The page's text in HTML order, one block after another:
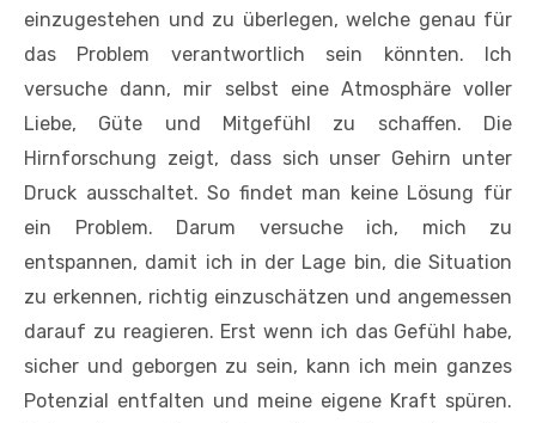
einzugestehen und zu überlegen, welche genau für
das Problem verantwortlich sein könnten. Ich
versuche dann, mir selbst eine Atmosphäre voller
Liebe, Güte und Mitgefühl zu schaffen. Die
Hirnforschung zeigt, dass sich unser Gehirn unter
Druck ausschaltet. So findet man keine Lösung für
ein Problem. Darum versuche ich, mich zu
entspannen, damit ich in der Lage bin, die Situation
zu erkennen, richtig einzuschätzen und angemessen
darauf zu reagieren. Erst wenn ich das Gefühl habe,
sicher und geborgen zu sein, kann ich mein ganzes
Potenzial entfalten und meine eigene Kraft spüren.